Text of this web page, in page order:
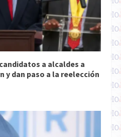
a alcaldes a
y dan paso a la reelección